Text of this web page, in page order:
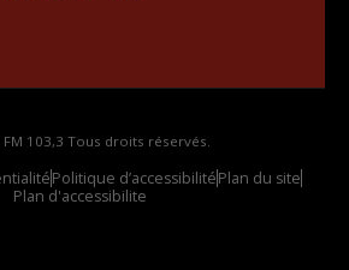
103,3 Tous droits réservés.
Politique d’accessibilitéPlan du site
Plan d'accessibilite